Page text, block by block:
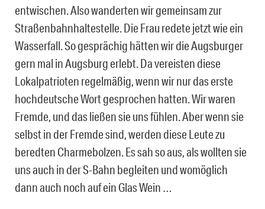
entwischen. Also wanderten wir gemeinsam zur
Straßenbahnhaltestelle. Die Frau redete jetzt wie ein
Wasserfall. So gesprächig hätten wir die Augsburger
gern mal in Augsburg erlebt. Da vereisten diese
Lokalpatrioten regelmäßig, wenn wir nur das erste
hochdeutsche Wort gesprochen hatten. Wir waren
Fremde, und das ließen sie uns fühlen. Aber wenn sie
selbst in der Fremde sind, werden diese Leute zu
beredten Charmebolzen. Es sah so aus, als wollten sie
uns auch in der S-Bahn begleiten und womöglich
dann auch noch auf ein Glas Wein …